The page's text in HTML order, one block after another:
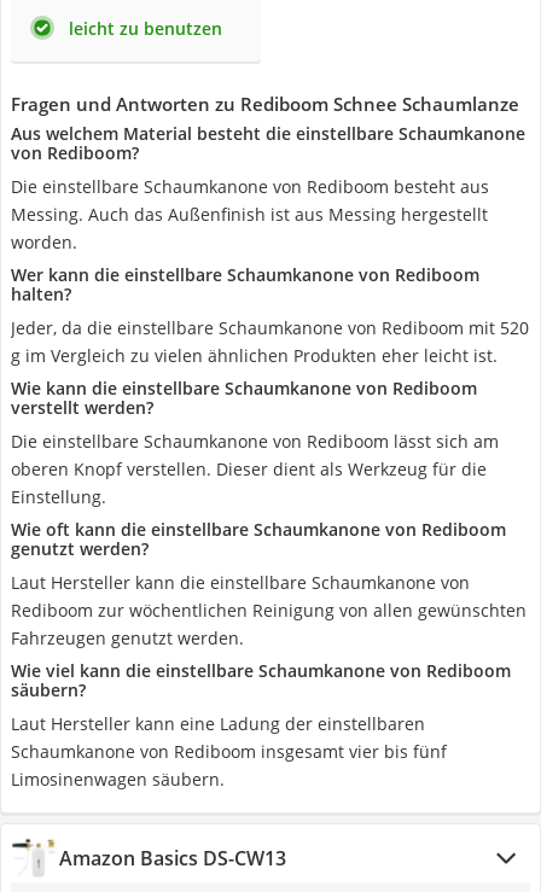
leicht zu benutzen
Fragen und Antworten zu Rediboom Schnee Schaumlanze
Aus welchem Material besteht die einstellbare Schaumkanone
von Rediboom?
Die einstellbare Schaumkanone von Rediboom besteht aus
Messing. Auch das Außenfinish ist aus Messing hergestellt
worden.
Wer kann die einstellbare Schaumkanone von Rediboom
halten?
Jeder, da die einstellbare Schaumkanone von Rediboom mit 520
g im Vergleich zu vielen ähnlichen Produkten eher leicht ist.
Wie kann die einstellbare Schaumkanone von Rediboom
verstellt werden?
Die einstellbare Schaumkanone von Rediboom lässt sich am
oberen Knopf verstellen. Dieser dient als Werkzeug für die
Einstellung.
Wie oft kann die einstellbare Schaumkanone von Rediboom
genutzt werden?
Laut Hersteller kann die einstellbare Schaumkanone von
Rediboom zur wöchentlichen Reinigung von allen gewünschten
Fahrzeugen genutzt werden.
Wie viel kann die einstellbare Schaumkanone von Rediboom
säubern?
Laut Hersteller kann eine Ladung der einstellbaren
Schaumkanone von Rediboom insgesamt vier bis fünf
Limosinenwagen säubern.
Amazon Basics DS-CW13